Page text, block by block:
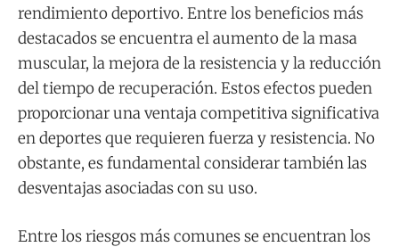
rendimiento deportivo. Entre los beneficios más
destacados se encuentra el aumento de la masa
muscular, la mejora de la resistencia y la reducción
del tiempo de recuperación. Estos efectos pueden
proporcionar una ventaja competitiva significativa
en deportes que requieren fuerza y resistencia. No
obstante, es fundamental considerar también las
desventajas asociadas con su uso.
Entre los riesgos más comunes se encuentran los